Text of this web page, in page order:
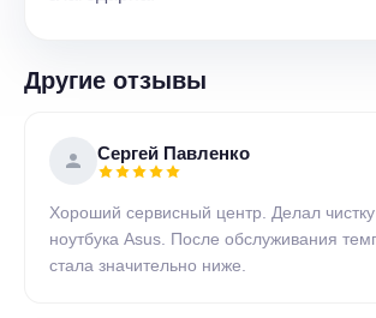
Другие отзывы
Сергей Павленко
Хороший сервисный центр. Делал чистку
ноутбука Asus. После обслуживания
стала значительно ниже.